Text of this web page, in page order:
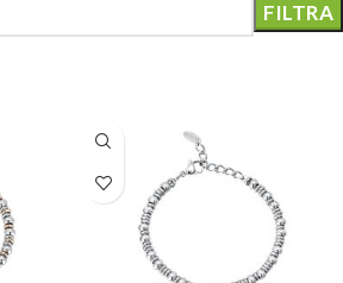
FILTRA